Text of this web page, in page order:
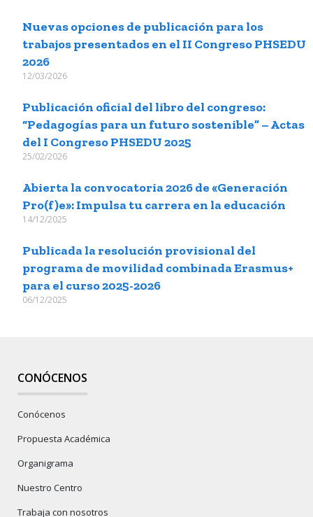
Nuevas opciones de publicación para los
trabajos presentados en el II Congreso PHSEDU
2026
12/03/2026
Publicación oficial del libro del congreso:
“Pedagogías para un futuro sostenible” – Actas
del I Congreso PHSEDU 2025
25/02/2026
Abierta la convocatoria 2026 de «Generación
Pro(f)e»: Impulsa tu carrera en la educación
14/12/2025
Publicada la resolución provisional del
programa de movilidad combinada Erasmus+
para el curso 2025-2026
06/12/2025
CONÓCENOS
Conócenos
Propuesta Académica
Organigrama
Nuestro Centro
Trabaja con nosotros